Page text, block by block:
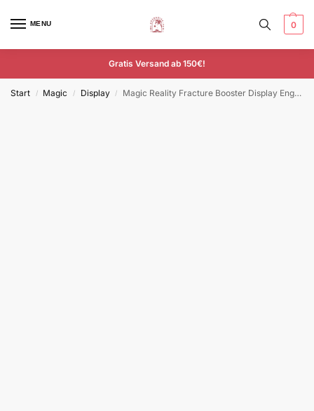
MENU 0
Gratis Versand ab 150€!
Start / Magic / Display / Magic Reality Fracture Booster Display Englisch